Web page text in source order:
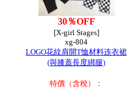
30％OFF
[X-girl Stages]
xg-804
LOGO花紋肩開T恤材料连衣裙
(與膝蓋長度綁腿)
特價（含稅）：